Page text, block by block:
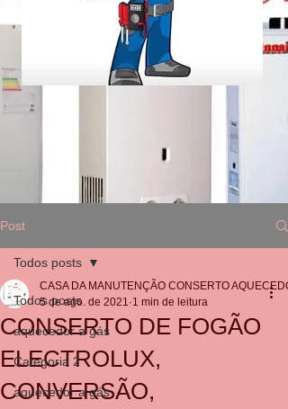
Post
Todos posts
aquecedor a gás
Categoria 2
aquecedor a gás
Todos posts
CONSERTO DE FOGÃO
ELECTROLUX,
CONVERSÃO,
CASA DA MANUTENÇÃO CONSERTO
5 de ago. de 2021 1 min de leitura